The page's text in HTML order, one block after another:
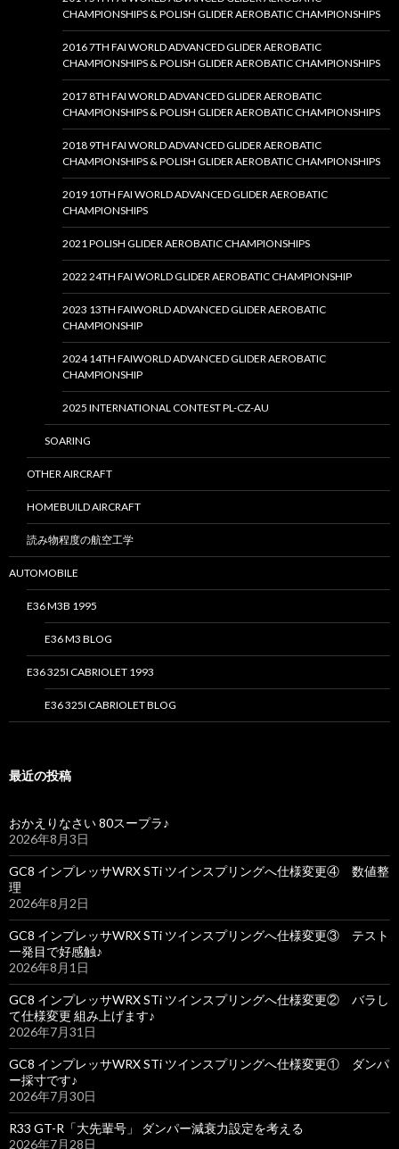
CHAMPIONSHIPS & POLISH GLIDER AEROBATIC CHAMPIONSHIPS
2016 7TH FAI WORLD ADVANCED GLIDER AEROBATIC
CHAMPIONSHIPS & POLISH GLIDER AEROBATIC CHAMPIONSHIPS
2017 8TH FAI WORLD ADVANCED GLIDER AEROBATIC
CHAMPIONSHIPS & POLISH GLIDER AEROBATIC CHAMPIONSHIPS
2018 9TH FAI WORLD ADVANCED GLIDER AEROBATIC
CHAMPIONSHIPS & POLISH GLIDER AEROBATIC CHAMPIONSHIPS
2019 10TH FAI WORLD ADVANCED GLIDER AEROBATIC
CHAMPIONSHIPS
2021 POLISH GLIDER AEROBATIC CHAMPIONSHIPS
2022 24TH FAI WORLD GLIDER AEROBATIC CHAMPIONSHIP
2023 13TH FAIWORLD ADVANCED GLIDER AEROBATIC
CHAMPIONSHIP
2024 14TH FAIWORLD ADVANCED GLIDER AEROBATIC
CHAMPIONSHIP
2025 INTERNATIONAL CONTEST PL-CZ-AU
SOARING
OTHER AIRCRAFT
HOMEBUILD AIRCRAFT
読み物程度の航空工学
AUTOMOBILE
E36 M3B 1995
E36 M3 BLOG
E36 325I CABRIOLET 1993
E36 325I CABRIOLET BLOG
最近の投稿
おかえりなさい 80スープラ♪
2026年8月3日
GC8 インプレッサWRX STi ツインスプリングへ仕様変更④ 数値整
理
2026年8月2日
GC8 インプレッサWRX STi ツインスプリングへ仕様変更③ テスト
一発目で好感触♪
2026年8月1日
GC8 インプレッサWRX STi ツインスプリングへ仕様変更② バラし
て仕様変更 組み上げます♪
2026年7月31日
GC8 インプレッサWRX STi ツインスプリングへ仕様変更① ダンパ
ー採寸です♪
2026年7月30日
R33 GT-R「大先輩号」 ダンパー減衰力設定を考える
2026年7月28日